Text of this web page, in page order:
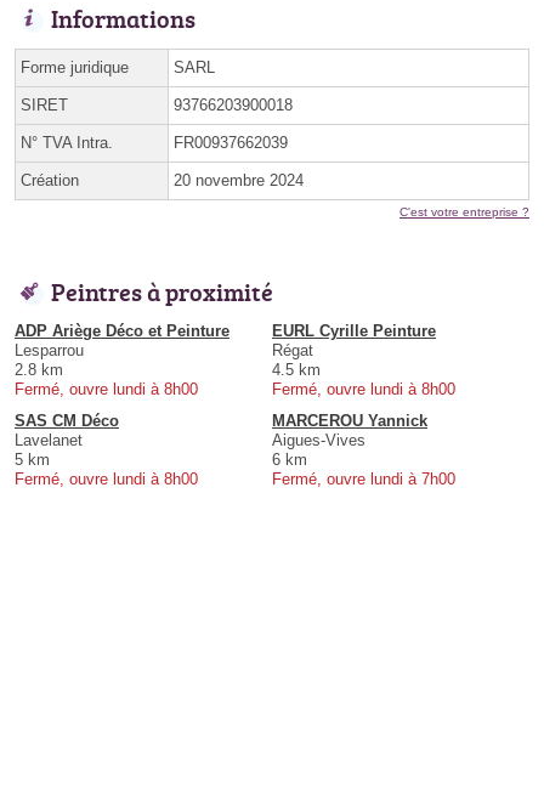
Informations
Forme juridique SARL
SIRET 93766203900018
N° TVA Intra. FR00937662039
Création 20 novembre 2024
C'est votre entreprise ?
Peintres à proximité
ADP Ariège Déco et Peinture
Lesparrou
2.8 km
Fermé, ouvre lundi à 8h00
EURL Cyrille Peinture
Régat
4.5 km
Fermé, ouvre lundi à 8h00
SAS CM Déco
Lavelanet
5 km
Fermé, ouvre lundi à 8h00
MARCEROU Yannick
Aigues-Vives
6 km
Fermé, ouvre lundi à 7h00